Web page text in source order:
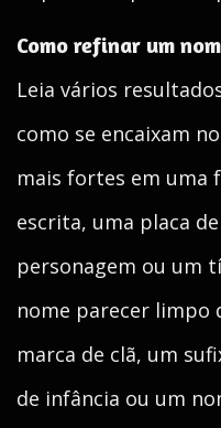
Como refinar um
Leia vários
como se encaixam
mais fortes em uma
escrita, uma placa
personagem ou um
nome parecer limpo
marca de clã, um
de infância ou um